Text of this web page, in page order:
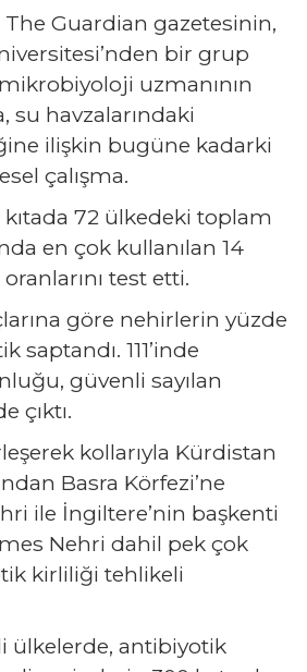
Guardian gazetesinin,
bir grup
uzmanının
su havzalarındaki
ilişkin bugüne kadarki
çalışma.
kıtada 72 ülkedeki toplam
en çok kullanılan 14
test etti.
göre nehirlerin yüzde
saptandı. 111’inde
güvenli sayılan
çıktı.
kollarıyla Kürdistan
Basra Körfezi’ne
ile İngiltere’nin başkenti
Nehri dahil pek çok
kirliliği tehlikeli
ülkelerde, antibiyotik